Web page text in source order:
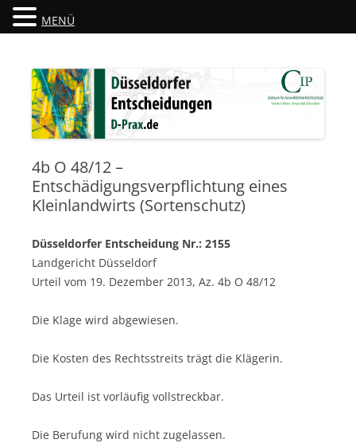
Düsseldorfer Entscheidungen
4b O 48/12 –
Entschädigungsverpflichtung eines
Kleinlandwirts (Sortenschutz)
Düsseldorfer Entscheidung Nr.: 2155
Landgericht Düsseldorf
Urteil vom 19. Dezember 2013, Az. 4b O 48/12
Die Klage wird abgewiesen.
Die Kosten des Rechtsstreits trägt die Klägerin.
Das Urteil ist vorläufig vollstreckbar.
Die Berufung wird nicht zugelassen.
MENÜ